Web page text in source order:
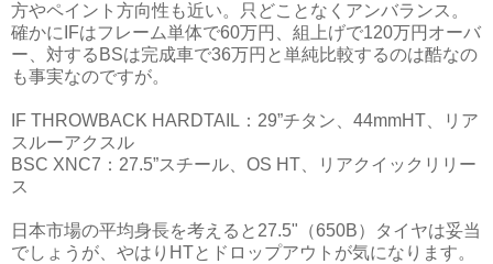
方やペイント方向性も近い。只どことなくアンバランス。
確かにIFはフレーム単体で60万円、組上げで120万円オーバ
ー、対するBSは完成車で36万円と単純比較するのは酷なの
も事実なのですが。
IF THROWBACK HARDTAIL：29”チタン、44mmHT、リア
スルーアクスル
BSC XNC7：27.5”スチール、OS HT、リアクイックリリー
ス
日本市場の平均身長を考えると27.5"（650B）タイヤは妥当
でしょうが、やはりHTとドロップアウトが気になります。